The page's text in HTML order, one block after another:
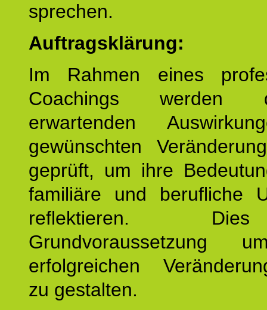
sprechen.
Auftragsklärung:
Im Rahmen eines
Coachings
erwartenden
gewünschten
geprüft, um ihre
familiäre und berufliche
reflektieren.
Grundvoraussetzung
erfolgreichen
zu gestalten.